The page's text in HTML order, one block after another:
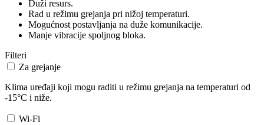
Duži resurs.
Rad u režimu grejanja pri nižoj temperaturi.
Mogućnost postavljanja na duže komunikacije.
Manje vibracije spoljnog bloka.
Filteri
Za grejanje
Klima uređaji koji mogu raditi u režimu grejanja na temperaturi od
-15°C i niže.
Wi-Fi